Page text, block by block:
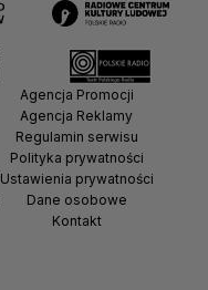
Agencja Promocji
Agencja Reklamy
Regulamin serwisu
Polityka prywatności
Ustawienia prywatności
Dane osobowe
Kontakt